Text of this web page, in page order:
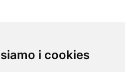
i cookies